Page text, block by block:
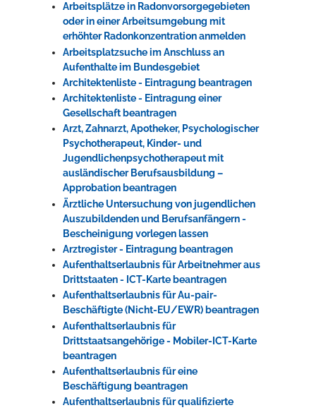
Arbeitsplätze in Radonvorsorgegebieten
oder in einer Arbeitsumgebung mit
erhöhter Radonkonzentration anmelden
Arbeitsplatzsuche im Anschluss an
Aufenthalte im Bundesgebiet
Architektenliste - Eintragung beantragen
Architektenliste - Eintragung einer
Gesellschaft beantragen
Arzt, Zahnarzt, Apotheker, Psychologischer
Psychotherapeut, Kinder- und
Jugendlichenpsychotherapeut mit
ausländischer Berufsausbildung –
Approbation beantragen
Ärztliche Untersuchung von jugendlichen
Auszubildenden und Berufsanfängern -
Bescheinigung vorlegen lassen
Arztregister - Eintragung beantragen
Aufenthaltserlaubnis für Arbeitnehmer aus
Drittstaaten - ICT-Karte beantragen
Aufenthaltserlaubnis für Au-pair-
Beschäftigte (Nicht-EU/EWR) beantragen
Aufenthaltserlaubnis für
Drittstaatsangehörige - Mobiler-ICT-Karte
beantragen
Aufenthaltserlaubnis für eine
Beschäftigung beantragen
Aufenthaltserlaubnis für qualifizierte